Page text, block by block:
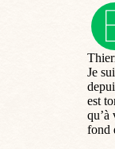
Je
est
qu’à
fond